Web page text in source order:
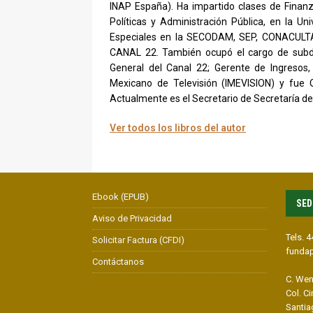
INAP España). Ha impartido clases de
Políticas y Administración Pública, en la
Especiales en la SECODAM, SEP,
CANAL 22. También ocupó el cargo de
General del Canal 22; Gerente de
Mexicano de Televisión (IMEVISION) y
Actualmente es el Secretario de Secretaría
Ver todos los libros del autor
Ebook (EPUB)
Aviso de Privacidad
Solicitar Factura (CFDI)
Contáctanos
Tels.
C.
Col.